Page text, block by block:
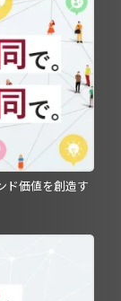
ド価値を創造す